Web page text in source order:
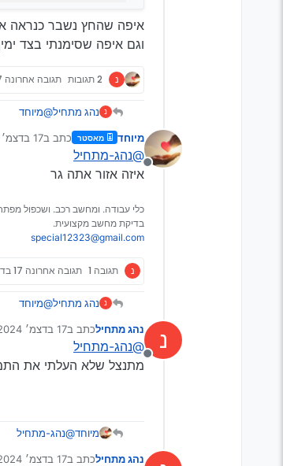
איפה שהחץ נשבר כנראה
וגם איפה שסימנתי בצד
נ 2 תגובות תגובה אחרונה 17
נ נהג מתחיל@מיוחד
איפה שהחץ
מנותק
מיוחד מאסטר כתב ב17 בדצמ׳ 2024, 13:00
נערך
@נהג-מתחיל
איזה אזור אתה גר
כלי עבודה. ומחשב רכב. ושכפול
בדיקת מחשב מקצועית.
special12323@gmail.com
נ תגובה 1 תגובה אחרונה 17 בדצמ׳ 2024, 13:00
נ נהג מתחיל@מיוחד
נ
מנותק
נהג מתחילכתב ב17 בדצמ׳ 2024, 13:00
נערך לאחרונה על
@נהג-מתחיל
מתנצל שלא העלתי את
מיוחד@נהג-מתחיל
נהג מתחילכתב ב17 בדצמ׳ 2024, 13:00